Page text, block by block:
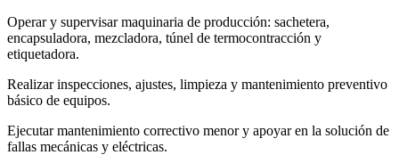
Operar y supervisar maquinaria de producción: sachetera,
encapsuladora, mezcladora, túnel de termocontracción y
etiquetadora.
Realizar inspecciones, ajustes, limpieza y mantenimiento preventivo
básico de equipos.
Ejecutar mantenimiento correctivo menor y apoyar en la solución de
fallas mecánicas y eléctricas.